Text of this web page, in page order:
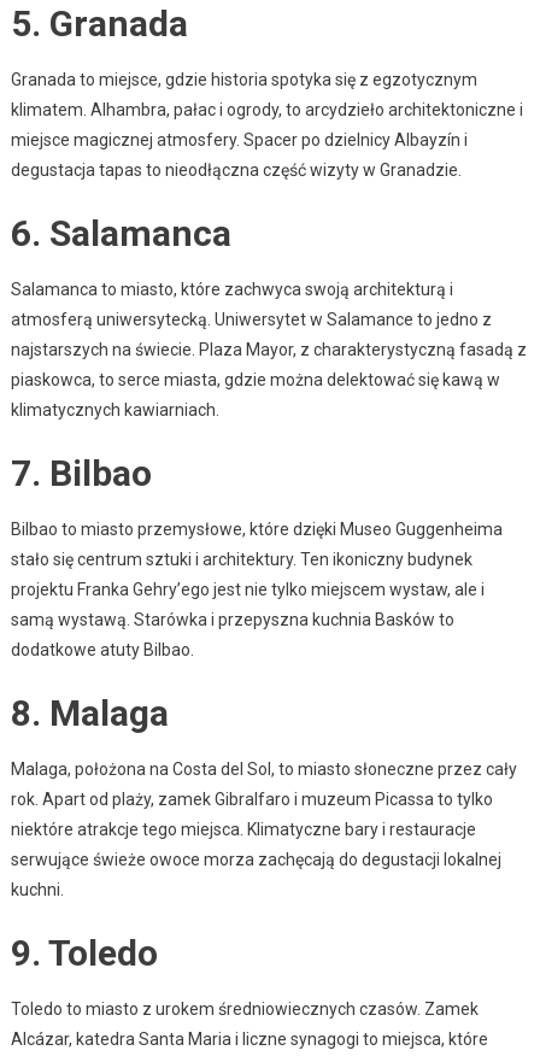
5. Granada
Granada to miejsce, gdzie historia spotyka się z egzotycznym
klimatem. Alhambra, pałac i ogrody, to arcydzieło architektoniczne i
miejsce magicznej atmosfery. Spacer po dzielnicy Albayzín i
degustacja tapas to nieodłączna część wizyty w Granadzie.
6. Salamanca
Salamanca to miasto, które zachwyca swoją architekturą i
atmosferą uniwersytecką. Uniwersytet w Salamance to jedno z
najstarszych na świecie. Plaza Mayor, z charakterystyczną fasadą z
piaskowca, to serce miasta, gdzie można delektować się kawą w
klimatycznych kawiarniach.
7. Bilbao
Bilbao to miasto przemysłowe, które dzięki Museo Guggenheima
stało się centrum sztuki i architektury. Ten ikoniczny budynek
projektu Franka Gehry’ego jest nie tylko miejscem wystaw, ale i
samą wystawą. Starówka i przepyszna kuchnia Basków to
dodatkowe atuty Bilbao.
8. Malaga
Malaga, położona na Costa del Sol, to miasto słoneczne przez cały
rok. Apart od plaży, zamek Gibralfaro i muzeum Picassa to tylko
niektóre atrakcje tego miejsca. Klimatyczne bary i restauracje
serwujące świeże owoce morza zachęcają do degustacji lokalnej
kuchni.
9. Toledo
Toledo to miasto z urokem średniowiecznych czasów. Zamek
Alcázar, katedra Santa Maria i liczne synagogi to miejsca, które